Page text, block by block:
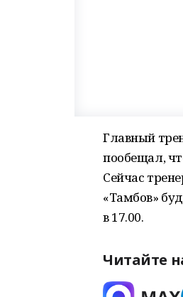
Главный
пообещал,
Сейчас
«Тамбов»
в 17.00.
Читайте